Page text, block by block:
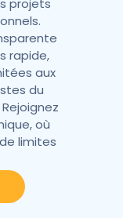
projets
rapide,
aux
du
où
limites